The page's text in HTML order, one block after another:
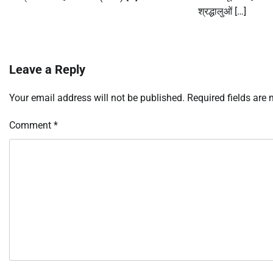
श्रद्धालुओं […]
Leave a Reply
Your email address will not be published. Required fields are
Comment *